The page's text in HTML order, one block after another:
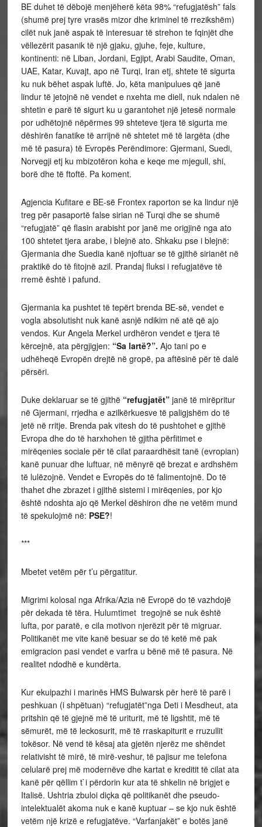
BE duhet të dëbojë menjëherë këta 98% “refugjatësh” fals
(shumë prej tyre vrasës mizor dhe kriminel të rrezikshëm)
cilët nuk janë aspak të interesuar të strehon te fqinjët dhe
vëllezërit pasanik të një gjaku, gjuhe, feje, kulture,
kontinenti: në Liban, Jordani, Egjipt, Arabi Saudite, Oman,
UAE, Katar, Kuvajt, apo në Turqi, Iran etj, shtete të sigurta
ku nuk bëhet aspak luftë. Jo, këta manipulues që janë
lindur të jetojnë në vendet e nxehta me diell, nuk ndalen në
shtetin e parë të sigurt ku u garantohet një jetesë normale
por udhëtojnë nëpërmes 99 shteteve tjera të sigurta me
dëshirën fanatike të arrijnë në shtetet më të largëta (dhe
më të pasura) të Evropës Perëndimore: Gjermani, Suedi,
Norvegji etj ku mbizotëron koha e keqe me mjegull, shi,
borë dhe të ftoftë. Pa koment.
Agjencia Kufitare e BE-së Frontex raporton se ka lindur një
treg për pasaportë false sirian në Turqi dhe se shumë
“refugjatë” që flasin arabisht por janë me origjinë nga ato
100 shtetet tjera arabe, i blejnë ato. Shkaku pse i blejnë:
Gjermania dhe Suedia kanë njoftuar se të gjithë sirianët në
praktikë do të fitojnë azil. Prandaj fluksi i refugjatëve të
rremë është i pafund.
Gjermania ka pushtet të tepërt brenda BE-së, vendet e
vogla absolutisht nuk kanë asnjë ndikim në atë që ajo
vendos. Kur Angela Merkel urdhëron vendet e tjera të
kërcejnë, ata përgjigjen: “Sa lartë?”. Ajo tani po e
udhëheqë Evropën drejtë në gropë, pa aftësinë për të dalë
përsëri.
Duke deklaruar se të gjithë “refugjatët”janë të mirëpritur
në Gjermani, rrjedha e azilkërkuesve të paligjshëm do të
jetë në rritje. Brenda pak vitesh do të pushtohet e gjithë
Evropa dhe do të harxhohen të gjitha përfitimet e
mirëqenies sociale për të cilat paraardhësit tanë (evropian)
kanë punuar dhe luftuar, në mënyrë që brezat e ardhshëm
të lulëzojnë. Vendet e Evropës do të falimentojnë. Do të
thahet dhe zbrazet i gjithë sistemi i mirëqenies, por kjo
është ndoshta ajo që Merkel dëshiron dhe ne vetëm mund
të spekulojmë në: PSE?!
***
Mbetet vetëm për t’u përgatitur.
Migrimi kolosal nga Afrika/Azia në Evropë do të vazhdojë
për dekada të tëra. Hulumtimet tregojnë se nuk është
lufta, por paratë, e cila motivon njerëzit për të migruar.
Politikanët me vite kanë besuar se do të ketë më pak
emigracion pasi vendet e varfra u bënë më të pasura. Në
realitet ndodhë e kundërta.
Kur ekuipazhi i marinës HMS Bulwarsk për herë të parë i
peshkuan (i shpëtuan) “refugjatët”nga Deti i Mesdheut, ata
pritshin që të gjejnë më të uriturit, më të ligshtit, më të
sëmurët, më të leckosurit, më të rraskapiturit e rruzullit
tokësor. Në vend të kësaj ata gjetën njerëz me shëndet
relativisht të mirë, të mirë-veshur, të pajisur me telefona
celularë prej më modernëve dhe kartat e kreditit të cilat ata
kanë për qëllim t`i përdorin kur ata të shkelin në brigjet e
Italisë. Ushtria zbuloi diçka që politikanët dhe pseudo-
intelektualët akoma nuk e kanë kuptuar – se kjo nuk është
vetëm një krizë e refugjatëve. “Varfanjakët” e botës janë